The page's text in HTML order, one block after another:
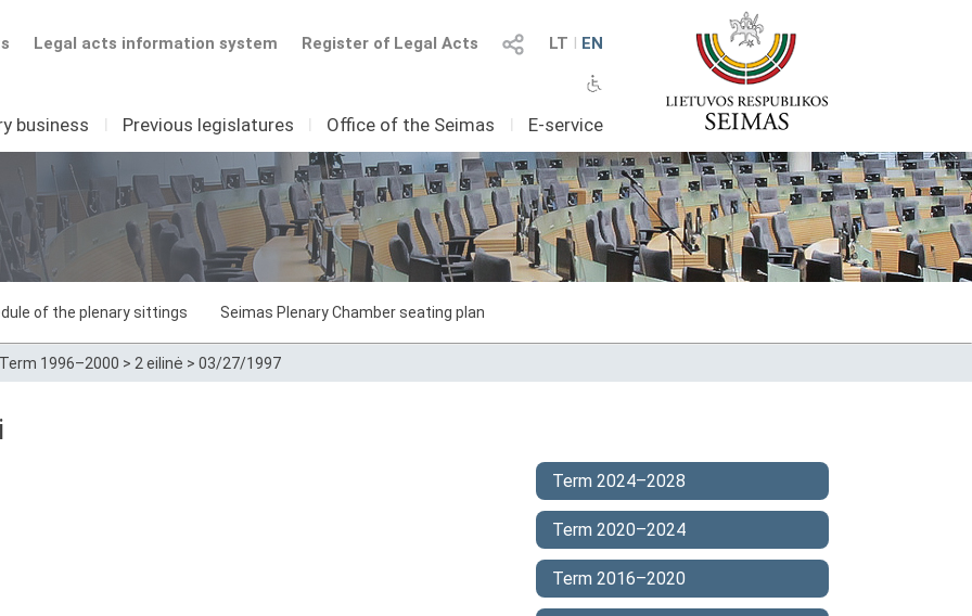
LT I EN
Register of Legal Acts
Legal acts information system
business I Previous legislatures I Office of the Seimas I E-service
of the plenary sittings Seimas Plenary Chamber seating plan
Term 1996–2000 > 2 eilinė > 03/27/1997
Term 2024–2028
Term 2020–2024
Term 2016–2020